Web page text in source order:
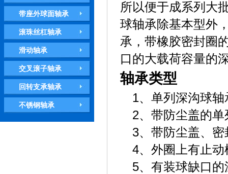
带座外球面轴承
滚珠丝杠轴承
滑动轴承
交叉滚子轴承
回转支承轴承
不锈钢轴承
所以便于成系列大
球轴承除基本型外
承，带橡胶密封圈
口的大载荷容量的
轴承类型
1、单列深沟球轴
2、带防尘盖的
3、带防尘盖、
4、外圈上有止
5、有装球缺口